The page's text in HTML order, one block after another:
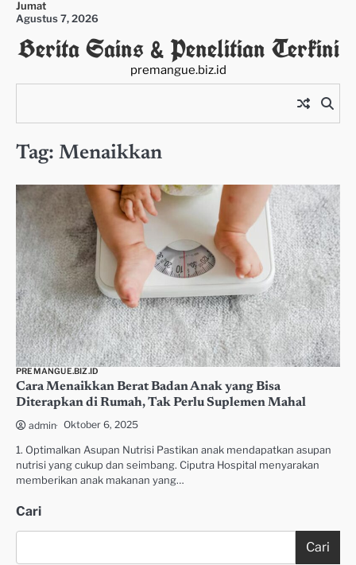
Skip
content
Jumat
Agustus 7, 2026
Berita Sains & Penelitian Terkini
premangue.biz.id
Tag: Menaikkan
PREMANGUE.BIZ.ID
Cara Menaikkan Berat Badan Anak yang Bisa
Diterapkan di Rumah, Tak Perlu Suplemen Mahal
admin Oktober 6, 2025
1. Optimalkan Asupan Nutrisi Pastikan anak mendapatkan asupan
nutrisi yang cukup dan seimbang. Ciputra Hospital menyarakan
memberikan anak makanan yang…
Cari
Cari